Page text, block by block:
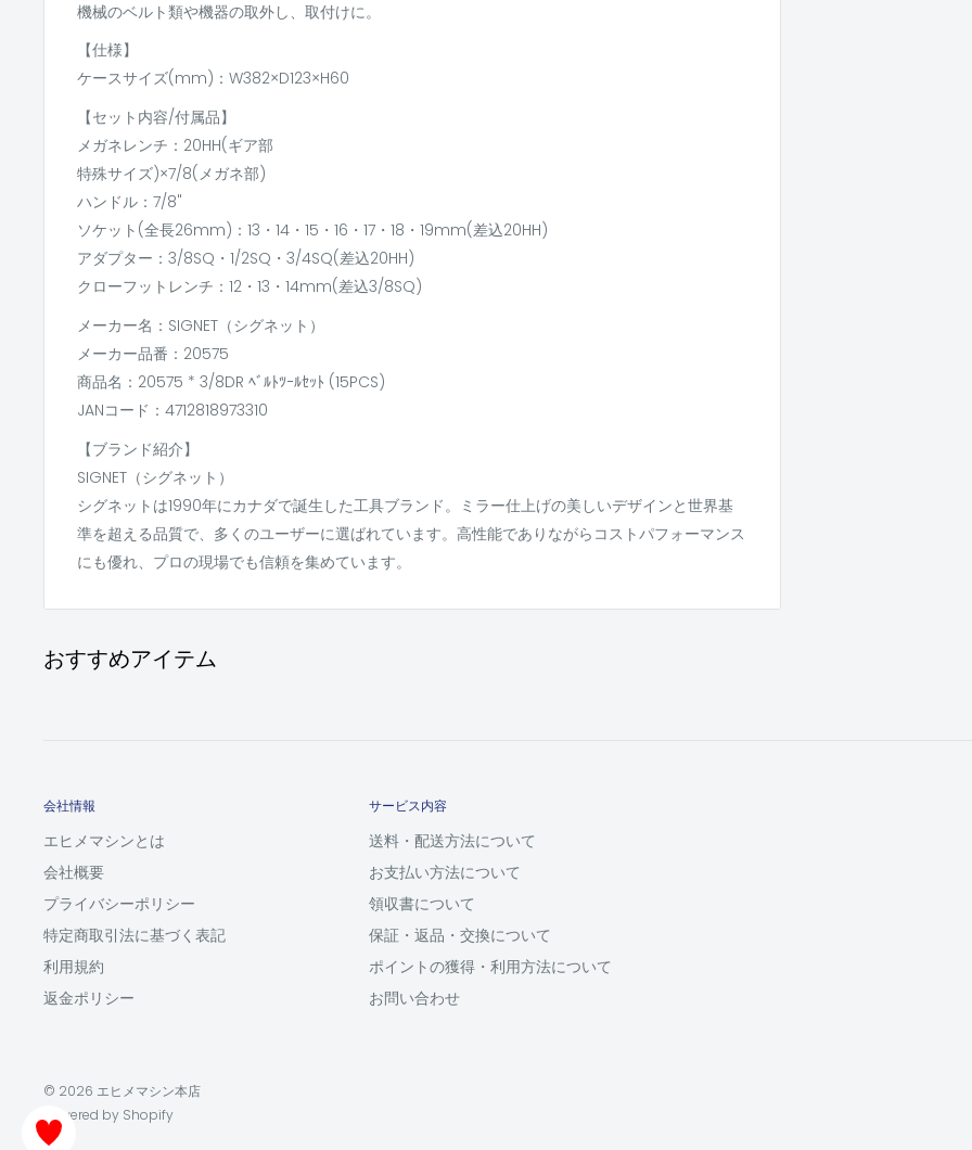
機械のベルト類や機器の取外し、取付けに。
【仕様】
ケースサイズ(mm)：W382×D123×H60
【セット内容/付属品】
メガネレンチ：20HH(ギア部
特殊サイズ)×7/8(メガネ部)
ハンドル：7/8"
ソケット(全長26mm)：13・14・15・16・17・18・19mm(差込20HH)
アダプター：3/8SQ・1/2SQ・3/4SQ(差込20HH)
クローフットレンチ：12・13・14mm(差込3/8SQ)
メーカー名：SIGNET（シグネット）
メーカー品番：20575
商品名：20575 * 3/8DR ﾍﾞﾙﾄﾂｰﾙｾｯﾄ (15PCS)
JANコード：4712818973310
【ブランド紹介】
SIGNET（シグネット）
シグネットは1990年にカナダで誕生した工具ブランド。ミラー仕上げの美しいデザインと世界基
準を超える品質で、多くのユーザーに選ばれています。高性能でありながらコストパフォーマンス
にも優れ、プロの現場でも信頼を集めています。
おすすめアイテム
会社情報
エヒメマシンとは
会社概要
プライバシーポリシー
特定商取引法に基づく表記
利用規約
返金ポリシー
サービス内容
送料・配送方法について
お支払い方法について
領収書について
保証・返品・交換について
ポイントの獲得・利用方法について
お問い合わせ
© 2026 エヒメマシン本店
Powered by Shopify